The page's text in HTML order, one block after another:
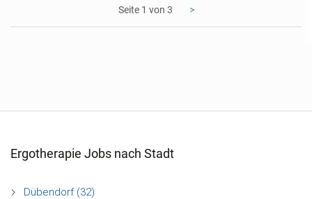
1 >
Ergotherapie Jobs nach Stadt
Dübendorf (32)